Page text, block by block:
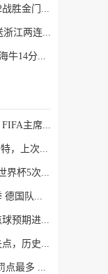
2026年07月05日 友谊赛-厦门队5-2战胜金门队 厦门队五人破门林世捷造王梓岩乌龙
2026年07月05日 2连胜！申花3-2送浙江两连败 37岁吴曦双响拉唐点射 王钰栋破门
2026年07月05日 遭绝平！蓉城1-1海牛14分领跑 杨明洋建功杨聪救主 海牛仍倒数第3
卷入巴洛贡红牌事件风波！标晚：FIFA主席因凡蒂诺辞职可能性低
阿根廷上次世界杯落后是2022vs沙特，上次淘汰赛落后是2018vs法国
本届连失2点！梅西2022年卡塔尔世界杯5次主罚点球4次命中
沃勒尔：聘请纳帅依然是幸运之举 德国队连续三次出局绝非偶然
再次失点！梅西本场比赛罚丢的点球预期进球0.79 射正预期进球0.7
连失点球！梅西单届世界杯两次失点，历史首位
命中率50%！梅西世界杯历史8次罚点最多 罚丢4次也是赛事历史最多